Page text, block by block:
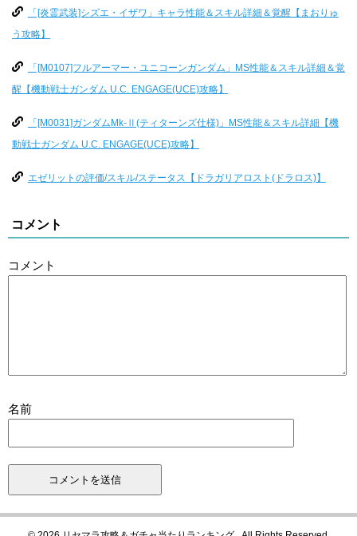
「[炎霊武装]シズエ・イザワ」キャラ性能＆スキル詳細＆覚醒【まおりゅ
う攻略】
「[M0107]フルアーマー・ユニコーンガンダム」MS性能＆スキル詳細＆覚
醒【機動戦士ガンダム U.C. ENGAGE(UCE)攻略】
「[M0031]ガンダムMk-Ⅱ(ティターンズ仕様)」MS性能＆スキル詳細【機
動戦士ガンダム U.C. ENGAGE(UCE)攻略】
エゼリットの評価/スキル/ステータス【ドラガリアロスト(ドラロス)】
コメント
コメント
名前